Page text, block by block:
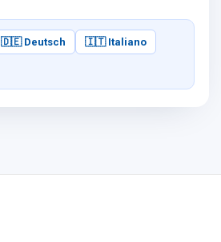
🇩🇪 Deutsch 🇮🇹 Italiano